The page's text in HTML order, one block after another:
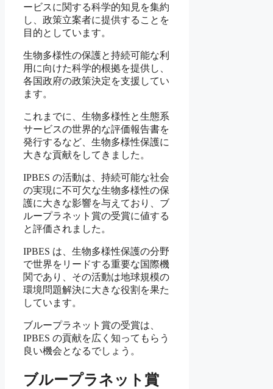
ービスに関する科学的知見を集約
し、政策立案者に提供することを
目的としています。
生物多様性の保護と持続可能な利
用に向けた科学的根拠を提供し、
各国政府の政策決定を支援してい
ます。
これまでに、生物多様性と生態系
サービスの世界的な評価報告書を
発行するなど、生物多様性保護に
大きな貢献をしてきました。
IPBES の活動は、持続可能な社会
の実現に不可欠な生物多様性の保
護に大きな影響を与えており、ブ
ループラネット賞の受賞に値する
と評価されました。
IPBES は、生物多様性保護の分野
で世界をリードする重要な国際機
関であり、その活動は地球規模の
環境問題解決に大きな役割を果た
しています。
ブループラネット賞の受賞は、
IPBES の貢献を広く知ってもらう
良い機会となるでしょう。
ブループラネット賞